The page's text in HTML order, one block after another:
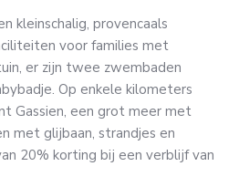
kleinschalig, provencaals
voor families met
er zijn twee zwembaden
Op enkele kilometers
Gassien, een grot meer met
met glijbaan, strandjes en
20% korting bij een verblijf van